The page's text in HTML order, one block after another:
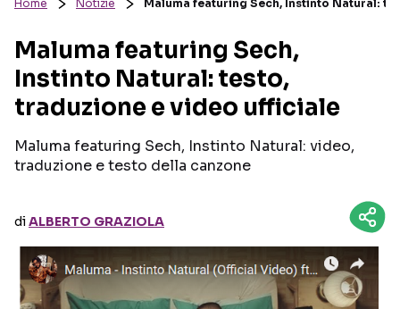
RECENSIONI MUSICALI
INTERVISTE
GOSSIP E CURIOSITÀ
TESTI CANZONI
TOUR ED EVENTI
TALENT SHOW
Seguici sui social
Home Notizie Maluma featuring Sech, Instinto Natural:
Maluma featuring Sech,
Instinto Natural: testo,
traduzione e video ufficiale
Maluma featuring Sech, Instinto Natural: video,
traduzione e testo della canzone
diALBERTO GRAZIOLA